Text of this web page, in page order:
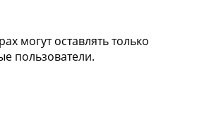
могут оставлять только
пользователи.